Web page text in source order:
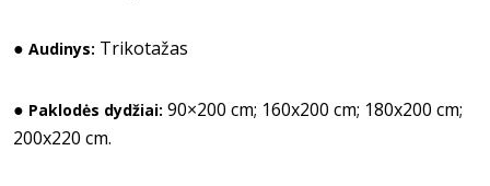
● Audinys: Trikotažas
● Paklodės dydžiai: 90×200 cm; 160x200 cm; 180x200 cm;
200x220 cm.